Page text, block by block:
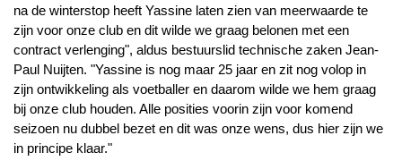
na de winterstop heeft Yassine laten zien van meerwaarde te
zijn voor onze club en dit wilde we graag belonen met een
contract verlenging", aldus bestuurslid technische zaken Jean-
Paul Nuijten. "Yassine is nog maar 25 jaar en zit nog volop in
zijn ontwikkeling als voetballer en daarom wilde we hem graag
bij onze club houden. Alle posities voorin zijn voor komend
seizoen nu dubbel bezet en dit was onze wens, dus hier zijn we
in principe klaar."